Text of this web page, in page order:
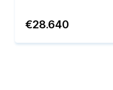
€28.640